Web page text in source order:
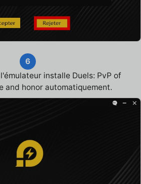
6
installe Duels: PvP of
and honor automatiquement.